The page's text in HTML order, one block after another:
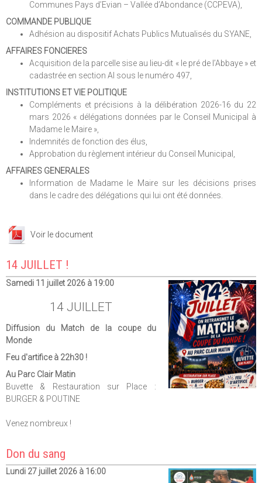
Communes Pays d’Evian – Vallée d’Abondance (CCPEVA),
COMMANDE PUBLIQUE
Adhésion au dispositif Achats Publics Mutualisés du SYANE,
AFFAIRES FONCIERES
Acquisition de la parcelle sise au lieu-dit « le pré de l’Abbaye » et
cadastrée en section AI sous le numéro 497,
INSTITUTIONS ET VIE POLITIQUE
Compléments et précisions à la délibération 2026-16 du 22
mars 2026 « délégations données par le Conseil Municipal à
Madame le Maire »,
Indemnités de fonction des élus,
Approbation du règlement intérieur du Conseil Municipal,
AFFAIRES GENERALES
Information de Madame le Maire sur les décisions prises
dans le cadre des délégations qui lui ont été données.
Voir le document
14 JUILLET !
Samedi 11 juillet 2026 à 19:00
14 JUILLET
Diffusion du Match de la coupe du
Monde
Feu d'artifice à 22h30 !
Au Parc Clair Matin
Buvette & Restauration sur Place :
BURGER & POUTINE
Venez nombreux !
Don du sang
Lundi 27 juillet 2026 à 16:00